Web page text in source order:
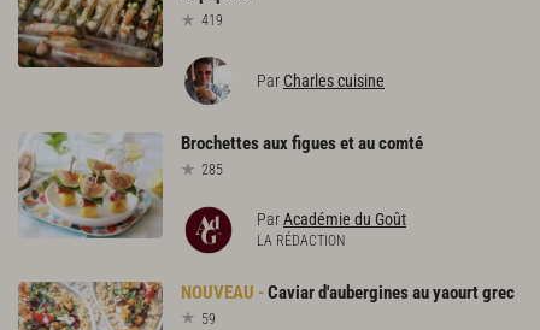
419
Par Charles cuisine
Brochettesauxfiguesetaucomté
285
ParAcadémie du Goût
LA RÉDACTION
Caviard'auberginesauyaourtgrec
59